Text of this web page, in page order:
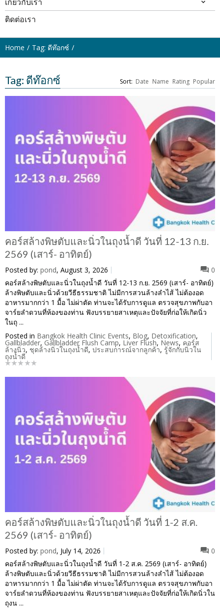
ติดต่อเรา
Home Tag: ดีท๊อกซ์
Tag: ดีท๊อกซ์ Sort: Date Name Rating Popular
คอร์สล้างพิษตับและนิ่วในถุงน้ำดี วันที่ 12-13 ก.ย.
2569 (เสาร์- อาทิตย์)
Posted by: pond, August 3, 2026
0
คอร์สล้างพิษตับและนิ่วในถุงน้ำดี วันที่ 12-13 ก.ย. 2569 (เสาร์- อาทิตย์)
ล้างพิษตับและนิ่วด้วยวีธีธรรมชาติ ไม่มีการสวนล้างลำไส้ ไม่ต้องอด
อาหารมากกว่า 1 มื้อ ไม่ผ่าตัด ท่านจะได้รับการดูแล ตรวจสุขภาพกับอา
จาร์ยลำดวนที่ห้องของท่าน ฟังบรรยายสาเหตุและปัจจัยที่ก่อให้เกิดนิ่ว
ในถุ ...
Posted in Bangkok Health Clinic Events, Blog, Detoxification,
Gallbladder, Gallbladder Flush Camp, Liver Flush, News, คอร์ส
ล้างนิ่ว, ชุดล้างนิ่วในถุงน้ำดี, ประสบการณ์จากลูกค้า, รู้จักกับนิ่วใน
ถุงน้ำดี
คอร์สล้างพิษตับและนิ่วในถุงน้ำดี วันที่ 1-2 ส.ค.
2569 (เสาร์- อาทิตย์)
Posted by: pond, July 14, 2026
0
คอร์สล้างพิษตับและนิ่วในถุงน้ำดี วันที่ 1-2 ส.ค. 2569 (เสาร์- อาทิตย์)
ล้างพิษตับและนิ่วด้วยวีธีธรรมชาติ ไม่มีการสวนล้างลำไส้ ไม่ต้องอด
อาหารมากกว่า 1 มื้อ ไม่ผ่าตัด ท่านจะได้รับการดูแล ตรวจสุขภาพกับอา
จาร์ยลำดวนที่ห้องของท่าน ฟังบรรยายสาเหตุและปัจจัยที่ก่อให้เกิดนิ่วใน
ถุงน ...